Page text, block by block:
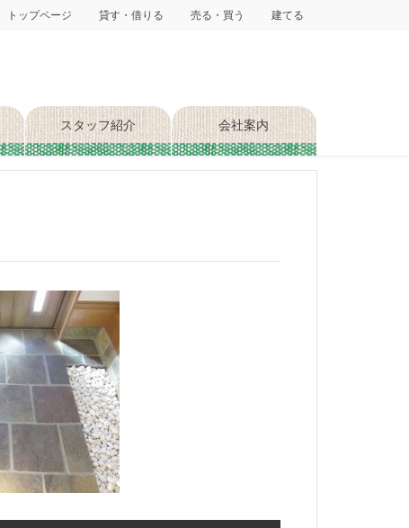
トップページ 貸す・借りる 売る・買う 建てる
スタッフ紹介 会社案内